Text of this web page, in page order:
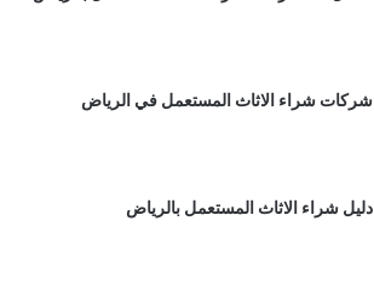
شركات شراء الاثاث المستعمل في الرياض
دليل شراء الاثاث المستعمل بالرياض